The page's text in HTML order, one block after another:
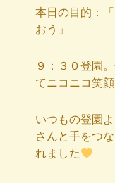
本日の目的：
おう」
９：３０登園
てニコニコ笑顔
いつもの登園
さんと手をつ
れました